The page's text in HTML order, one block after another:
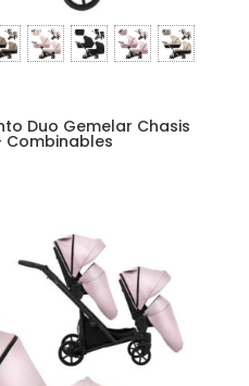
Duo Gemelar Chasis
Combinables